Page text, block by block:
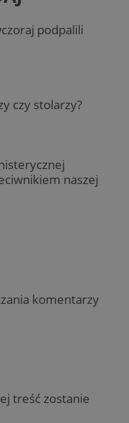
podpalili
czy stolarzy?
naszej
komentarzy
treść zostanie